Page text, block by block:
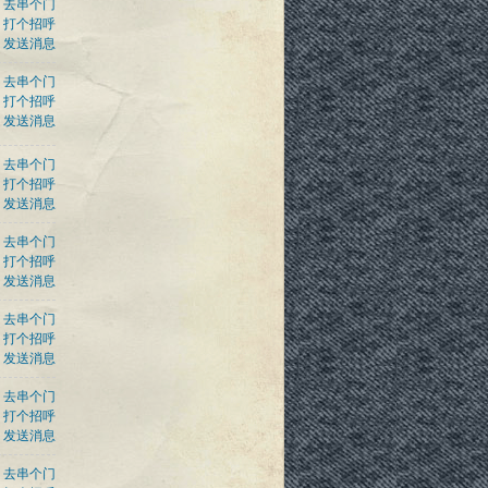
去串个门
打个招呼
发送消息
去串个门
打个招呼
发送消息
去串个门
打个招呼
发送消息
去串个门
打个招呼
发送消息
去串个门
打个招呼
发送消息
去串个门
打个招呼
发送消息
去串个门